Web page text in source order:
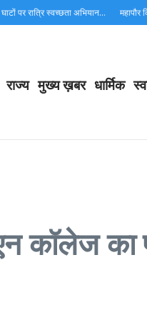
रात्रि स्वच्छता अभियान… महापौर
राज्य मुख्य ख़बर धार्मिक
कॉलेज